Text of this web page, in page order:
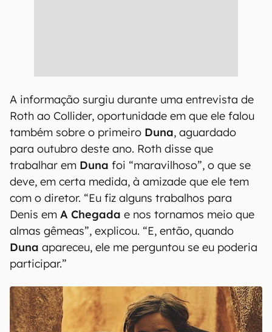
A informação surgiu durante uma entrevista de
Roth ao Collider, oportunidade em que ele falou
também sobre o primeiro Duna, aguardado
para outubro deste ano. Roth disse que
trabalhar em Duna foi “maravilhoso”, o que se
deve, em certa medida, à amizade que ele tem
com o diretor. “Eu fiz alguns trabalhos para
Denis em A Chegada e nos tornamos meio que
almas gêmeas”, explicou. “E, então, quando
Duna apareceu, ele me perguntou se eu poderia
participar.”